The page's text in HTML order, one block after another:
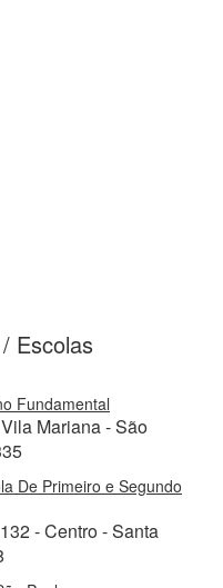
Escolas
Fundamental
Mariana - São
De Primeiro e Segundo
- Centro - Santa